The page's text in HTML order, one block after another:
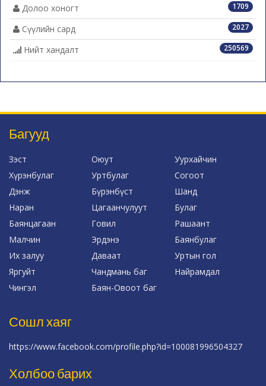
1709
Долоо хоногт
2027
Сүүлийн сард
250569
Нийт хандалт
Багууд
Зэст Оюут
Уурхайчин
Хүрэнбулаг
Уртбулаг
Согоот
Дэнж
Бүрэнбүст
Шанд
Наран
Цагаанчулуут
Булаг
Баянцагаан
Говил
Рашаант
Малчин
Эрдэнэ
Баянбулаг
Их залуу
Даваат
Уртын гол
Яргуйт
Чандмань баг
Найрамдал
Чингэл
Баян-Овоот баг
Сошл хаяг
https://www.facebook.com/profile.php?id=100081996504327
Холбоо барих